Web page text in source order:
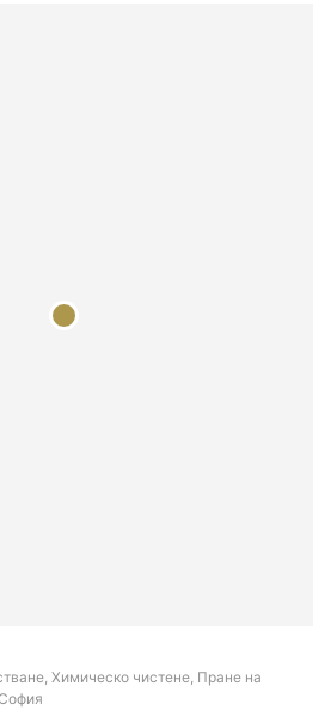
Химическо чистене, Пране на